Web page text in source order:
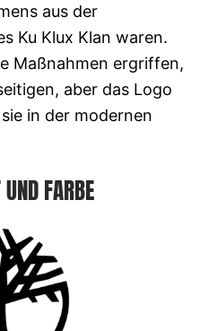
aus der
Ku Klux Klan waren.
Maßnahmen ergriffen,
aber das Logo
in der modernen
FARBE